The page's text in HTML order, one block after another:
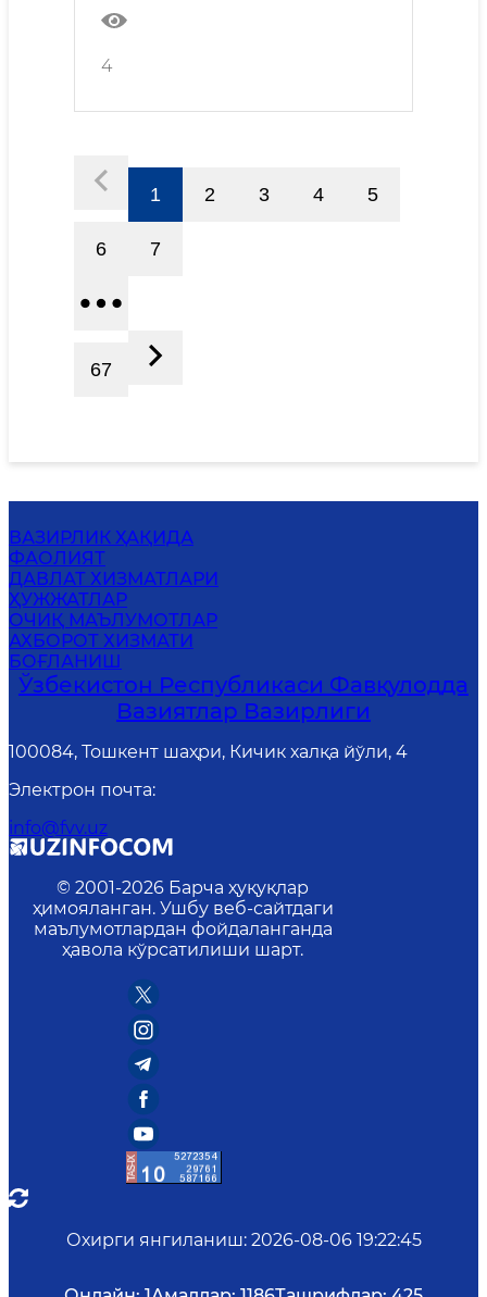
4
1 2 3 4 5
6 7
67
ВАЗИРЛИК ҲАҚИДА
ФАОЛИЯТ
ДАВЛАТ ХИЗМАТЛАРИ
ҲУЖЖАТЛАР
ОЧИҚ МАЪЛУМОТЛАР
АХБОРОТ ХИЗМАТИ
БОҒЛАНИШ
Ўзбекистон Республикаси Фавқулодда
Вазиятлар Вазирлиги
100084, Тошкент шаҳри, Кичик халқа йўли, 4
Электрон почта:
info@fvv.uz
© 2001-2026 Барча ҳуқуқлар
ҳимояланган. Ушбу веб-сайтдаги
маълумотлардан фойдаланганда
ҳавола кўрсатилиши шарт.
Охирги янгиланиш: 2026-08-06 19:22:45